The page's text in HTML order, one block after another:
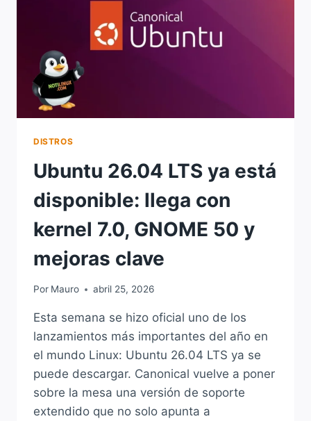
DISTROS
Ubuntu 26.04 LTS ya está
disponible: llega con
kernel 7.0, GNOME 50 y
mejoras clave
Por Mauro abril 25, 2026
Esta semana se hizo oficial uno de los
lanzamientos más importantes del año en
el mundo Linux: Ubuntu 26.04 LTS ya se
puede descargar. Canonical vuelve a poner
sobre la mesa una versión de soporte
extendido que no solo apunta a